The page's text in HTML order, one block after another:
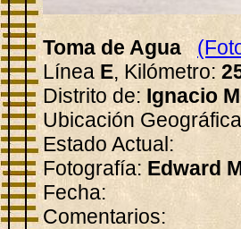
Toma de Agua
Línea E, Kilómetro:
Distrito de: Ignacio
Ubicación
Estado Actual:
Fotografía: Edward
Fecha:
Comentarios: